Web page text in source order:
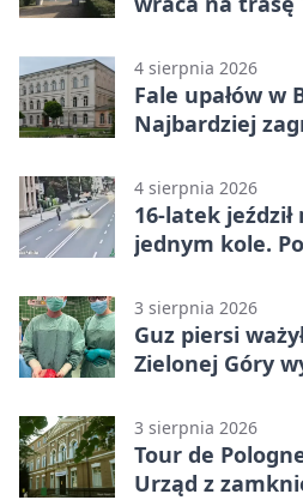
4 sierpnia 2026
Fale upałów w
Najbardziej
4 sierpnia 2026
16-latek
jednym kole.
3 sierpnia 2026
Guz piersi
Zielonej Góry
3 sierpnia 2026
Tour de
Urząd z